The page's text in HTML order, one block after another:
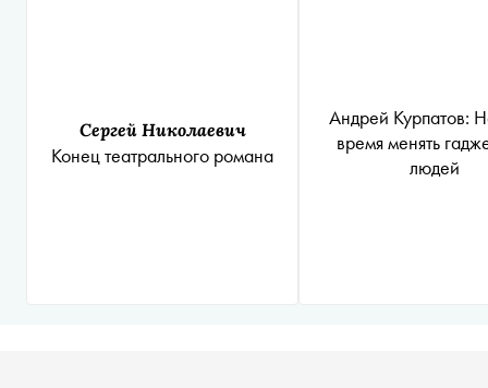
Сергей Николаевич
Конец театрального романа
Андрей Курпатов:
время менять
людей